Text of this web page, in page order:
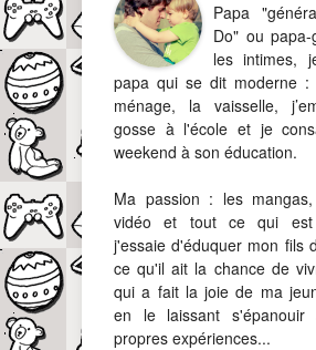
Papa
Do" ou
les intimes,
papa qui se dit moderne
ménage, la vaisselle,
gosse à l'école et je
weekend à son éducation.
Ma passion : les
vidéo et tout ce qui est
j'essaie d'éduquer mon fils
ce qu'il ait la chance de
qui a fait la joie de ma
en le laissant s'épanouir
propres expériences...